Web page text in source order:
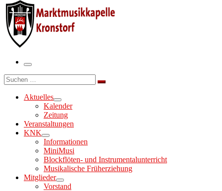
Menü
Suche
Suchen …
Aktuelles
Kalender
Zeitung
Veranstaltungen
KNK
Informationen
MiniMusi
Blockflöten- und Instrumentalunterricht
Musikalische Früherziehung
Mitglieder
Vorstand